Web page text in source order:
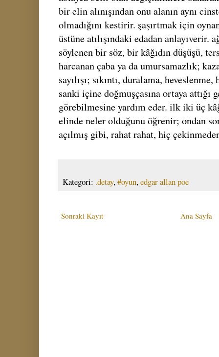
bir elin alınışından onu alanın aynı
olmadığını kestirir. şaşırtmak için
üstüne atılışındaki edadan anlayıverir.
söylenen bir söz, bir kâğıdın düşüşü,
harcanan çaba ya da umursamazlık;
sayılışı; sıkıntı, duralama,
sanki içine doğmuşçasına ortaya attığı
görebilmesine yardım eder. ilk iki üç
elinde neler olduğunu öğrenir; ondan
açılmış gibi, rahat rahat, hiç
Kategori: .detay,#oyun,edgar allan poe
Sonraki Kayıt Ana Sayfa